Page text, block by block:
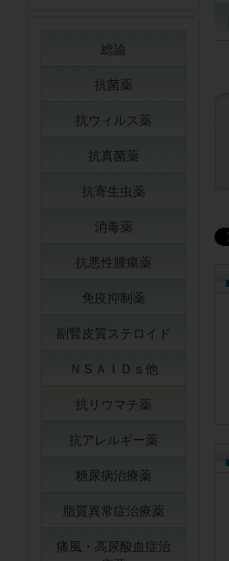
総論
抗菌薬
抗ウィルス薬
抗真菌薬
抗寄生虫薬
消毒薬
抗悪性腫瘍薬
免疫抑制薬
副腎皮質ステロイド
ＮＳＡＩＤｓ他
抗リウマチ薬
抗アレルギー薬
糖尿病治療薬
脂質異常症治療薬
痛風・高尿酸血症治